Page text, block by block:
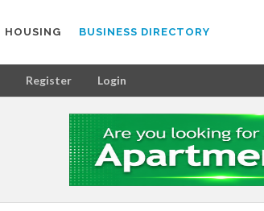
HOUSING BUSINESS DIRECTORY
Register Login